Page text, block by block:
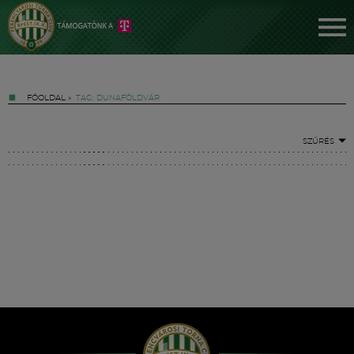
FŐOLDAL » TAG: DUNAFÖLDVÁR
SZŰRÉS
Hírek